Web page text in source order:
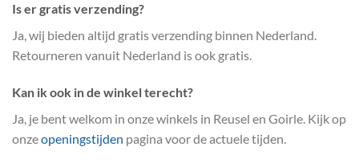
Is er gratis verzending?
Ja, wij bieden altijd gratis verzending binnen Nederland.
Retourneren vanuit Nederland is ook gratis.
Kan ik ook in de winkel terecht?
Ja, je bent welkom in onze winkels in Reusel en Goirle. Kijk op
onzeopeningstijden pagina voor de actuele tijden.